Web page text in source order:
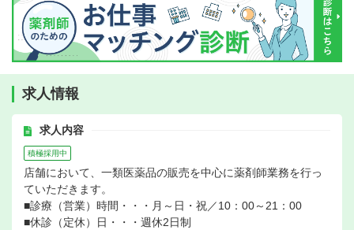
求人情報
求人内容
積極採用中
店舗において、一類医薬品の販売を中心に薬剤師業務を行っ
ていただきます。
■診療（営業）時間・・・月～日・祝／10：00～21：00
■休診（定休）日・・・週休2日制